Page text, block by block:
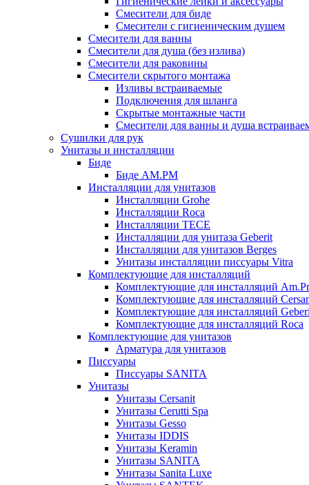
Смесители для биде
Смесители с гигиеническим душем
Смесители для ванны
Смесители для душа (без излива)
Смесители для раковины
Смесители скрытого монтажа
Изливы встраиваемые
Подключения для шланга
Скрытые монтажные части
Смесители для ванны и душа
Сушилки для рук
Унитазы и инсталляции
Биде
Биде AM.PM
Инсталляции для унитазов
Инсталляции Grohe
Инсталляции Roca
Инсталляции TECE
Инсталляции для унитаза Geberit
Инсталляции для унитазов Berges
Унитазы инсталляции писсуары Vitra
Комплектующие для инсталляций
Комплектующие для инсталляций
Комплектующие для инсталляций
Комплектующие для инсталляций
Комплектующие для инсталляций Roca
Комплектующие для унитазов
Арматура для унитазов
Писсуары
Писсуары SANITA
Унитазы
Унитазы Cersanit
Унитазы Cerutti Spa
Унитазы Gesso
Унитазы IDDIS
Унитазы Keramin
Унитазы SANITA
Унитазы Sanita Luxe